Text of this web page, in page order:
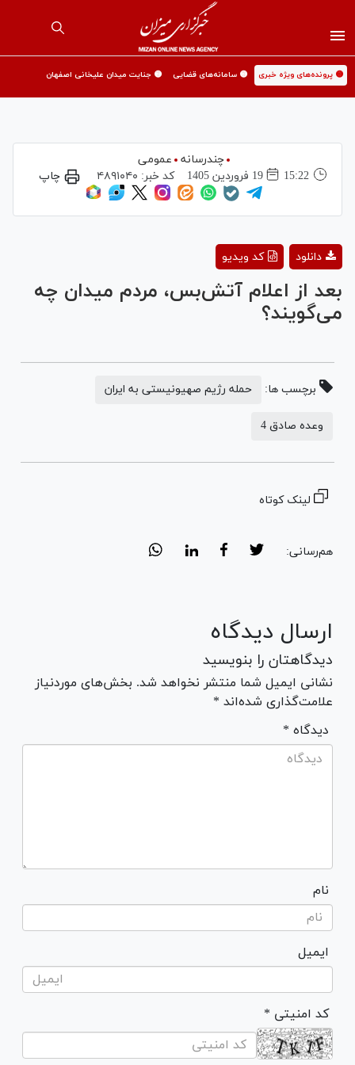
🟡 پرونده‌های ویژه خبری 🟡 سامانه‌های قضایی 🟡 جنایت میدان علیخانی اصفهان
چندرسانه
عمومی
15:22
19 فروردين 1405 کد خبر: ۴۸۹۱۰۴۰ چاپ
Video
کد ویدیو دانلود
بعد از اعلام آتش‌بس، مردم میدان چه
می‌گویند؟
برچسب ها: حمله رژیم صهیونیستی به ایران
وعده صادق 4
لینک کوتاه
هم‌رسانی:
ارسال دیدگاه
دیدگاهتان را بنویسید
نشانی ایمیل شما منتشر نخواهد شد. بخش‌های موردنیاز
علامت‌گذاری شده‌اند *
* دیدگاه
نام
ایمیل
* کد امنیتی